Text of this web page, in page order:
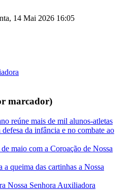
14 Mai 2026 16:05
marcador)
reúne mais de mil alunos-atletas
defesa da infância e no combate ao
maio com a Coroação de Nossa
queima das cartinhas a Nossa
Nossa Senhora Auxiliadora